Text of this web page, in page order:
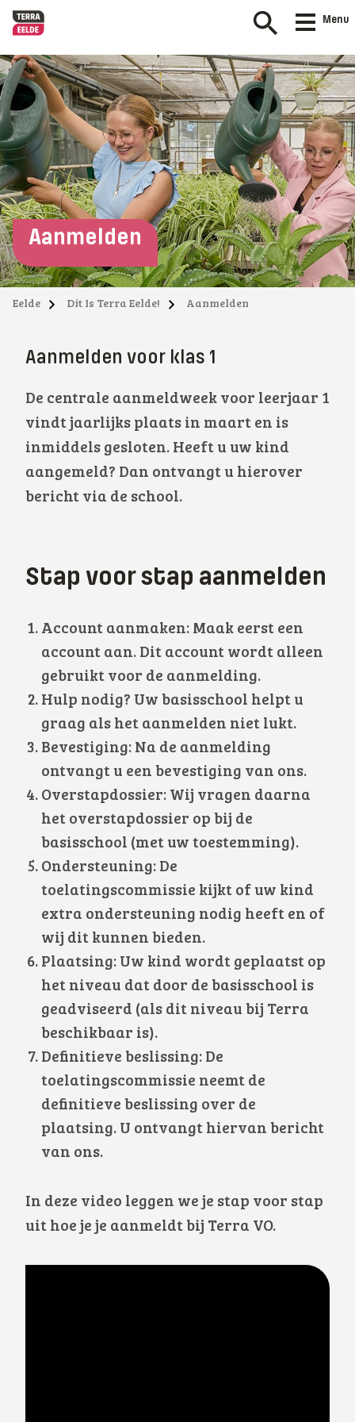
Menu
Aanmelden
Eelde Dit Is Terra Eelde! Aanmelden
Aanmelden voor klas 1
De centrale aanmeldweek voor leerjaar 1
vindt jaarlijks plaats in maart en is
inmiddels gesloten. Heeft u uw kind
aangemeld? Dan ontvangt u hierover
bericht via de school.
Stap voor stap aanmelden
Account aanmaken: Maak eerst een
account aan. Dit account wordt alleen
gebruikt voor de aanmelding.
Hulp nodig? Uw basisschool helpt u
graag als het aanmelden niet lukt.
Bevestiging: Na de aanmelding
ontvangt u een bevestiging van ons.
Overstapdossier: Wij vragen daarna
het overstapdossier op bij de
basisschool (met uw toestemming).
Ondersteuning: De
toelatingscommissie kijkt of uw kind
extra ondersteuning nodig heeft en of
wij dit kunnen bieden.
Plaatsing: Uw kind wordt geplaatst op
het niveau dat door de basisschool is
geadviseerd (als dit niveau bij Terra
beschikbaar is).
Definitieve beslissing: De
toelatingscommissie neemt de
definitieve beslissing over de
plaatsing. U ontvangt hiervan bericht
van ons.
In deze video leggen we je stap voor stap
uit hoe je je aanmeldt bij Terra VO.